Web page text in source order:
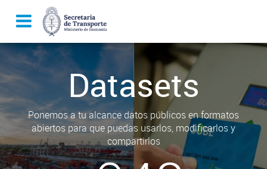
Datasets
Ponemos a tu alcance datos públicos en formatos
abiertos para que puedas usarlos, modificarlos y
compartirlos